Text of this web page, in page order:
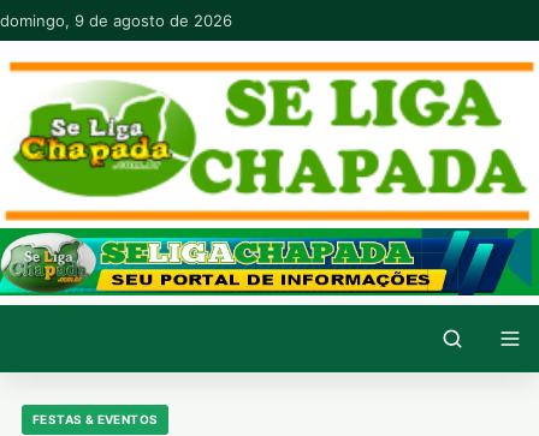
Pular para o conteúdo
domingo, 9 de agosto de 2026
FESTAS & EVENTOS